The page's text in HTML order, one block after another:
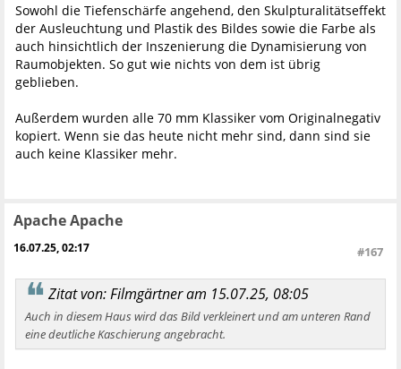
Sowohl die Tiefenschärfe angehend, den Skulpturalitätseffekt
der Ausleuchtung und Plastik des Bildes sowie die Farbe als
auch hinsichtlich der Inszenierung die Dynamisierung von
Raumobjekten. So gut wie nichts von dem ist übrig
geblieben.
Außerdem wurden alle 70 mm Klassiker vom Originalnegativ
kopiert. Wenn sie das heute nicht mehr sind, dann sind sie
auch keine Klassiker mehr.
Apache Apache
16.07.25, 02:17 #167
Zitat von: Filmgärtner am 15.07.25, 08:05
Auch in diesem Haus wird das Bild verkleinert und am unteren Rand
eine deutliche Kaschierung angebracht.